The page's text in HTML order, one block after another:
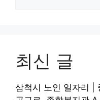
최신 글
삼척시 노인 일자리 |